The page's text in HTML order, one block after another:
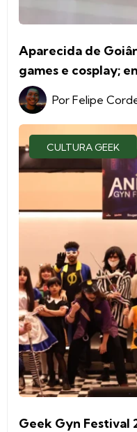
Aparecida de
games e cosplay;
Por Felipe
CULTURA GEEK
Geek Gyn Festival